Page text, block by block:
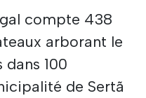
compte 438
arborant le
100
de Sertã